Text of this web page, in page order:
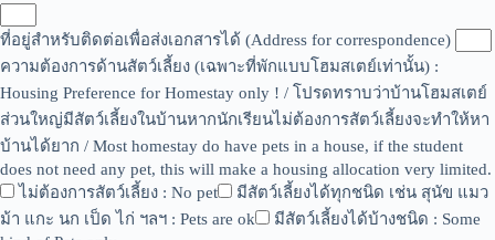
ที่อยู่สำหรับติดต่อเพื่อส่งเอกสารได้ (Address for correspondence)
ความต้องการด้านสัตว์เลี้ยง (เฉพาะที่พักแบบโฮมสเตย์เท่านั้น) :
Housing Preference for Homestay only ! / โปรดทราบว่าบ้านโฮมสเตย์
ส่วนใหญ่มีสัตว์เลี้ยงในบ้านหากนักเรียนไม่ต้องการสัตว์เลี้ยงจะทำให้หา
บ้านได้ยาก / Most homestay do have pets in a house, if the student
does not need any pet, this will make a housing allocation very limited.
ไม่ต้องการสัตว์เลี้ยง : No pet
มีสัตว์เลี้ยงได้ทุกชนิด เช่น สุนัข แมว
ม้า แกะ นก เป็ด ไก่ ฯลฯ : Pets are ok
มีสัตว์เลี้ยงได้บ้างชนิด : Some